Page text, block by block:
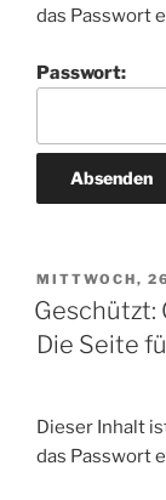
das Passwort
Passwort:
AM
MITTWOCH,
Geschützt:
Die Seite
Dieser Inhalt
das Passwort